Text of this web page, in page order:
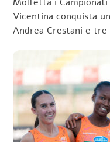
Vicentina conquista
Andrea Crestani e